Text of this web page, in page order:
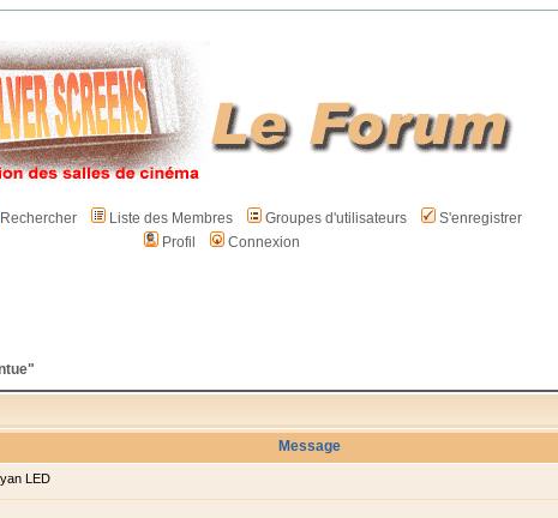
Rechercher Liste des Membres Groupes d'utilisateurs
S'enregistrer
Profil
Connexion
Message
LED